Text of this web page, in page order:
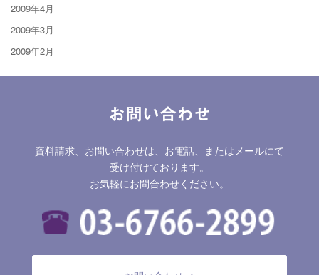
2009年4月
2009年3月
2009年2月
お問い合わせ
資料請求、お問い合わせは、お電話、またはメールにて
受け付けております。
お気軽にお問合わせください。